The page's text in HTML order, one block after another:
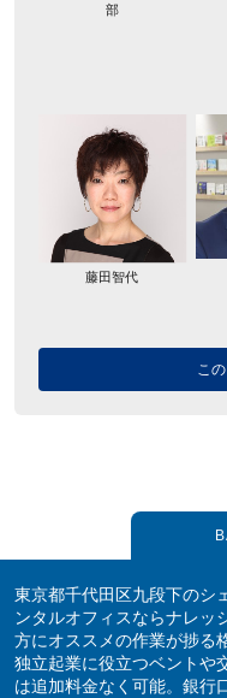
部
藤田智代
こ
東京都千代田区九段下のシ
ンタルオフィスならナレッ
方にオススメの作業が捗る
独立起業に役立つベントや
は追加料金なく可能。銀行